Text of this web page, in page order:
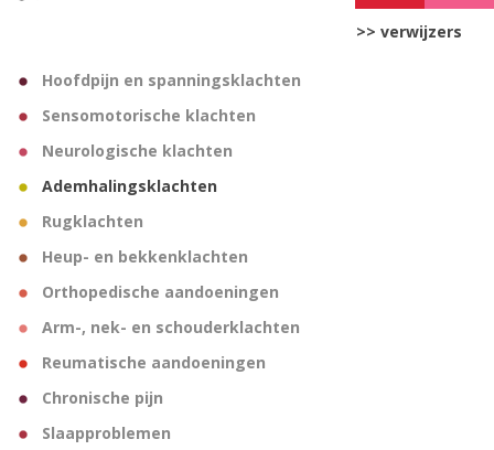
>> verwijzers
Hoofdpijn en spanningsklachten
Sensomotorische klachten
Neurologische klachten
Ademhalingsklachten
Rugklachten
Heup- en bekkenklachten
Orthopedische aandoeningen
Arm-, nek- en schouderklachten
Reumatische aandoeningen
Chronische pijn
Slaapproblemen